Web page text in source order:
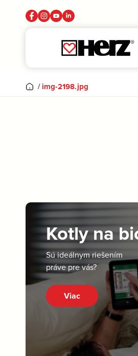
/img-2198.jpg
Kotly na
Sú ideálnym riešením
práve pre vás?
Viac